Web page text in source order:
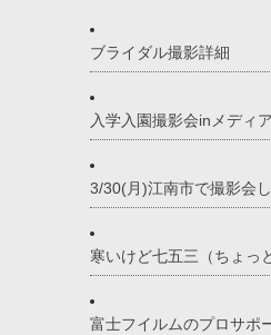
ブライダル撮影詳細
入学入園撮影会inメディ
3/30(月)江南市で撮影会
寒いけど七五三（ちょっ
富士フイルムのプロサポ